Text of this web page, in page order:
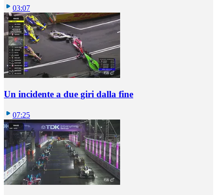
03:07
Un incidente a due giri dalla fine
07:25